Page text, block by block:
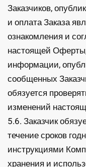
Заказчиков,
и оплата Заказа
ознакомления и
настоящей
информации,
сообщенных
обязуется
изменений
5.6. Заказчик
течение сроков
инструкциями
хранения и